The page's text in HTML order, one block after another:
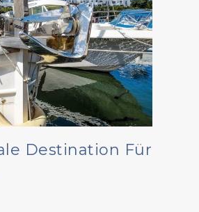
Destination Für